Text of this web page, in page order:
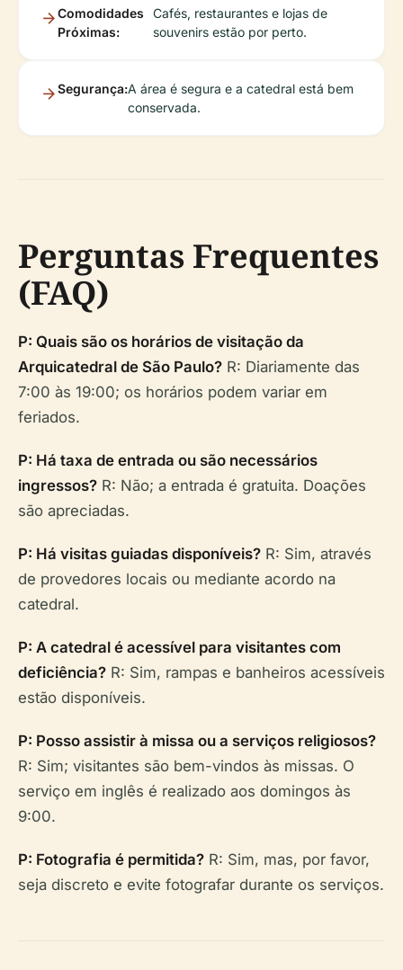
Comodidades
Próximas:
Cafés, restaurantes e lojas de
souvenirs estão por perto.
Segurança:A área é segura e a catedral está bem
conservada.
Perguntas Frequentes
(FAQ)
P: Quais são os horários de visitação da
Arquicatedral de São Paulo? R: Diariamente das
7:00 às 19:00; os horários podem variar em
feriados.
P: Há taxa de entrada ou são necessários
ingressos? R: Não; a entrada é gratuita. Doações
são apreciadas.
P: Há visitas guiadas disponíveis? R: Sim, através
de provedores locais ou mediante acordo na
catedral.
P: A catedral é acessível para visitantes com
deficiência? R: Sim, rampas e banheiros acessíveis
estão disponíveis.
P: Posso assistir à missa ou a serviços religiosos?
R: Sim; visitantes são bem-vindos às missas. O
serviço em inglês é realizado aos domingos às
9:00.
P: Fotografia é permitida? R: Sim, mas, por favor,
seja discreto e evite fotografar durante os serviços.